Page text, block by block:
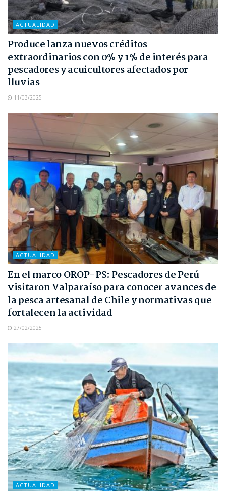
ACTUALIDAD
Produce lanza nuevos créditos
extraordinarios con 0% y 1% de interés para
pescadores y acuicultores afectados por
lluvias
11/03/2025
ACTUALIDAD
En el marco OROP-PS: Pescadores de Perú
visitaron Valparaíso para conocer avances de
la pesca artesanal de Chile y normativas que
fortalecen la actividad
27/02/2025
ACTUALIDAD